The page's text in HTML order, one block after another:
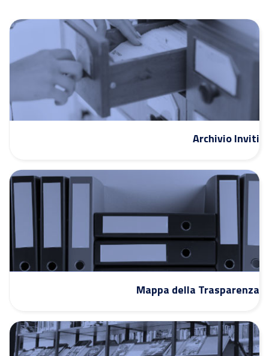
Archivio Inviti
Mappa della Trasparenza